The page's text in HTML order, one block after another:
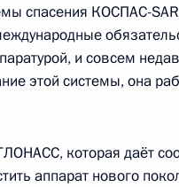
заседания Совета по
со студентами
спасения КОСПАС-
и совсем
этой системы, она
которая даёт
аппарат нового